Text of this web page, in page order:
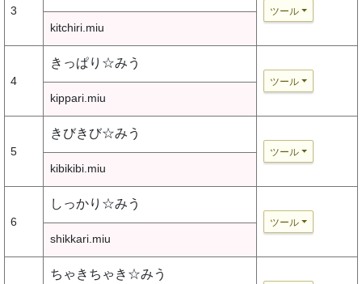
3 ツール
kitchiri.miu
4
きっぱり☆みう
ツール
kippari.miu
5
きびきび☆みう
ツール
kibikibi.miu
6
しっかり☆みう
ツール
shikkari.miu
ちゃきちゃき☆みう